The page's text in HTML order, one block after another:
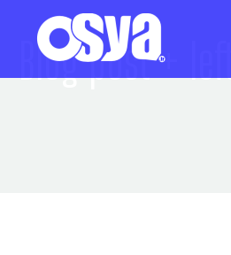
Blog post+